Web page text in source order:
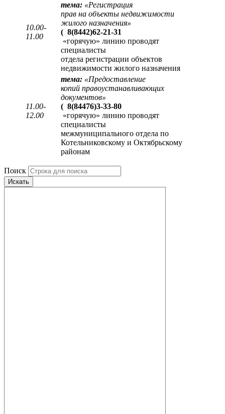
10.00-
11.00
тема: «Регистрация
прав на объекты недвижимости
жилого назначения»
( 8(8442)62-21-31
«горячую» линию проводят
специалисты
отдела регистрации объектов
недвижимости жилого назначения
11.00-
12.00
тема: «Предоставление
копий правоустанавливающих
документов»
( 8(84476)3-33-80
«горячую» линию проводят
специалисты
межмуниципального отдела по
Котельниковскому и Октябрьскому
районам
Поиск
Искать